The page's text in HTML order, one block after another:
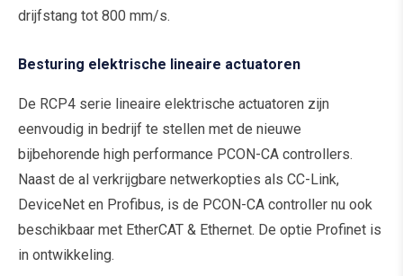
drijfstang tot 800 mm/s.
Besturing elektrische lineaire actuatoren
De RCP4 serie lineaire elektrische actuatoren zijn
eenvoudig in bedrijf te stellen met de nieuwe
bijbehorende high performance PCON-CA controllers.
Naast de al verkrijgbare netwerkopties als CC-Link,
DeviceNet en Profibus, is de PCON-CA controller nu ook
beschikbaar met EtherCAT & Ethernet. De optie Profinet is
in ontwikkeling.